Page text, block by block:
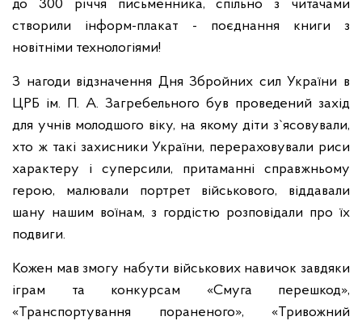
до 300 річчя письменника, спільно з читачами
створили інформ-плакат - поєднання книги з
новітніми технологіями!
З нагоди відзначення Дня Збройних сил України в
ЦРБ ім. П. А. Загребельного був проведений захід
для учнів молодшого віку, на якому діти з`ясовували,
хто ж такі захисники України, перераховували риси
характеру і суперсили, притаманні справжньому
герою, малювали портрет військового, віддавали
шану нашим воїнам, з гордістю розповідали про їх
подвиги.
Кожен мав змогу набути військових навичок завдяки
іграм та конкурсам «Смуга перешкод»,
«Транспортування пораненого», «Тривожний